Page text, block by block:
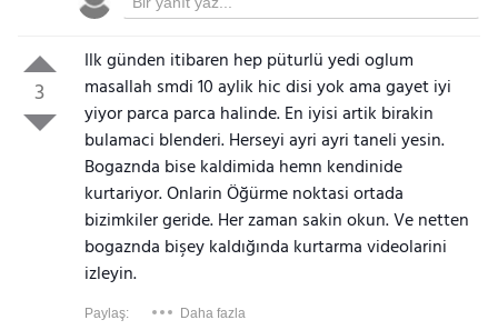
3
Ilk günden itibaren hep püturlü yedi oglum
masallah smdi 10 aylik hic disi yok ama gayet iyi
yiyor parca parca halinde. En iyisi artik birakin
bulamaci blenderi. Herseyi ayri ayri taneli yesin.
Bogaznda bise kaldimida hemn kendinide
kurtariyor. Onlarin Öğürme noktasi ortada
bizimkiler geride. Her zaman sakin okun. Ve netten
bogaznda bişey kaldığında kurtarma videolarini
izleyin.
Paylaş: Daha fazla